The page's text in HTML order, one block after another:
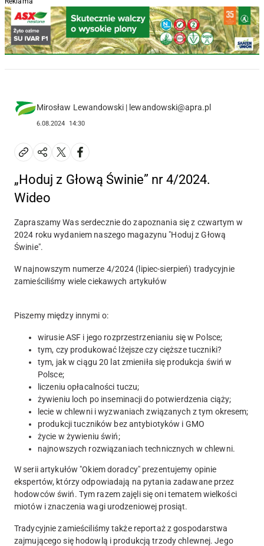
Mirosław Lewandowski | lewandowski@apra.pl
6.08.2024 14:30
„Hoduj z Głową Świnie” nr 4/2024.
Wideo
Zapraszamy Was serdecznie do zapoznania się z czwartym w
2024 roku wydaniem naszego magazynu "Hoduj z Głową
Świnie".
W najnowszym numerze 4/2024 (lipiec-sierpień) tradycyjnie
zamieściliśmy wiele ciekawych artykułów
Piszemy między innymi o:
wirusie ASF i jego rozprzestrzenianiu się w Polsce;
tym, czy produkować lżejsze czy cięższe tuczniki?
tym, jak w ciągu 20 lat zmieniła się produkcja świń w
Polsce;
liczeniu opłacalności tuczu;
żywieniu loch po inseminacji do potwierdzenia ciąży;
lecie w chlewni i wyzwaniach związanych z tym okresem;
produkcji tuczników bez antybiotyków i GMO
życie w żywieniu świń;
najnowszych rozwiązaniach technicznych w chlewni.
W serii artykułów "Okiem doradcy" prezentujemy opinie
ekspertów, którzy odpowiadają na pytania zadawane przez
hodowców świń. Tym razem zajęli się oni tematem wielkości
miotów i znaczenia wagi urodzeniowej prosiąt.
Tradycyjnie zamieściliśmy także reportaż z gospodarstwa
zajmującego się hodowlą i produkcją trzody chlewnej. Jego